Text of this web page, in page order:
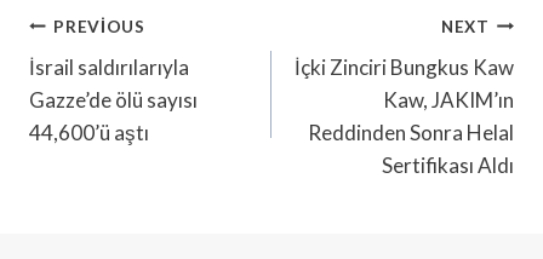
Yazı
Gezinmesi
PREVIOUS
İsrail saldırılarıyla
Gazze’de ölü sayısı
44,600’ü aştı
NEXT
İçki Zinciri Bungkus Kaw
Kaw, JAKIM’ın
Reddinden Sonra Helal
Sertifikası Aldı